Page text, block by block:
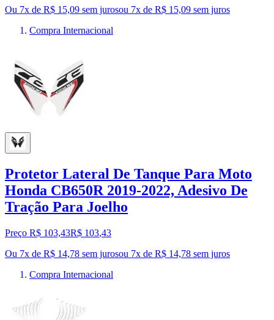
Ou 7x de R$ 15,09 sem jurosou 7x de R$ 15,09 sem juros
Compra Internacional
Protetor Lateral De Tanque Para Moto
Honda CB650R 2019-2022, Adesivo De
Tração Para Joelho
Preço R$ 103,43R$ 103,43
Ou 7x de R$ 14,78 sem jurosou 7x de R$ 14,78 sem juros
Compra Internacional